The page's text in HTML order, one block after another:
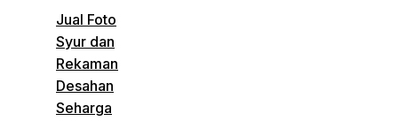
Jual Foto
Syur dan
Rekaman
Desahan
Seharga